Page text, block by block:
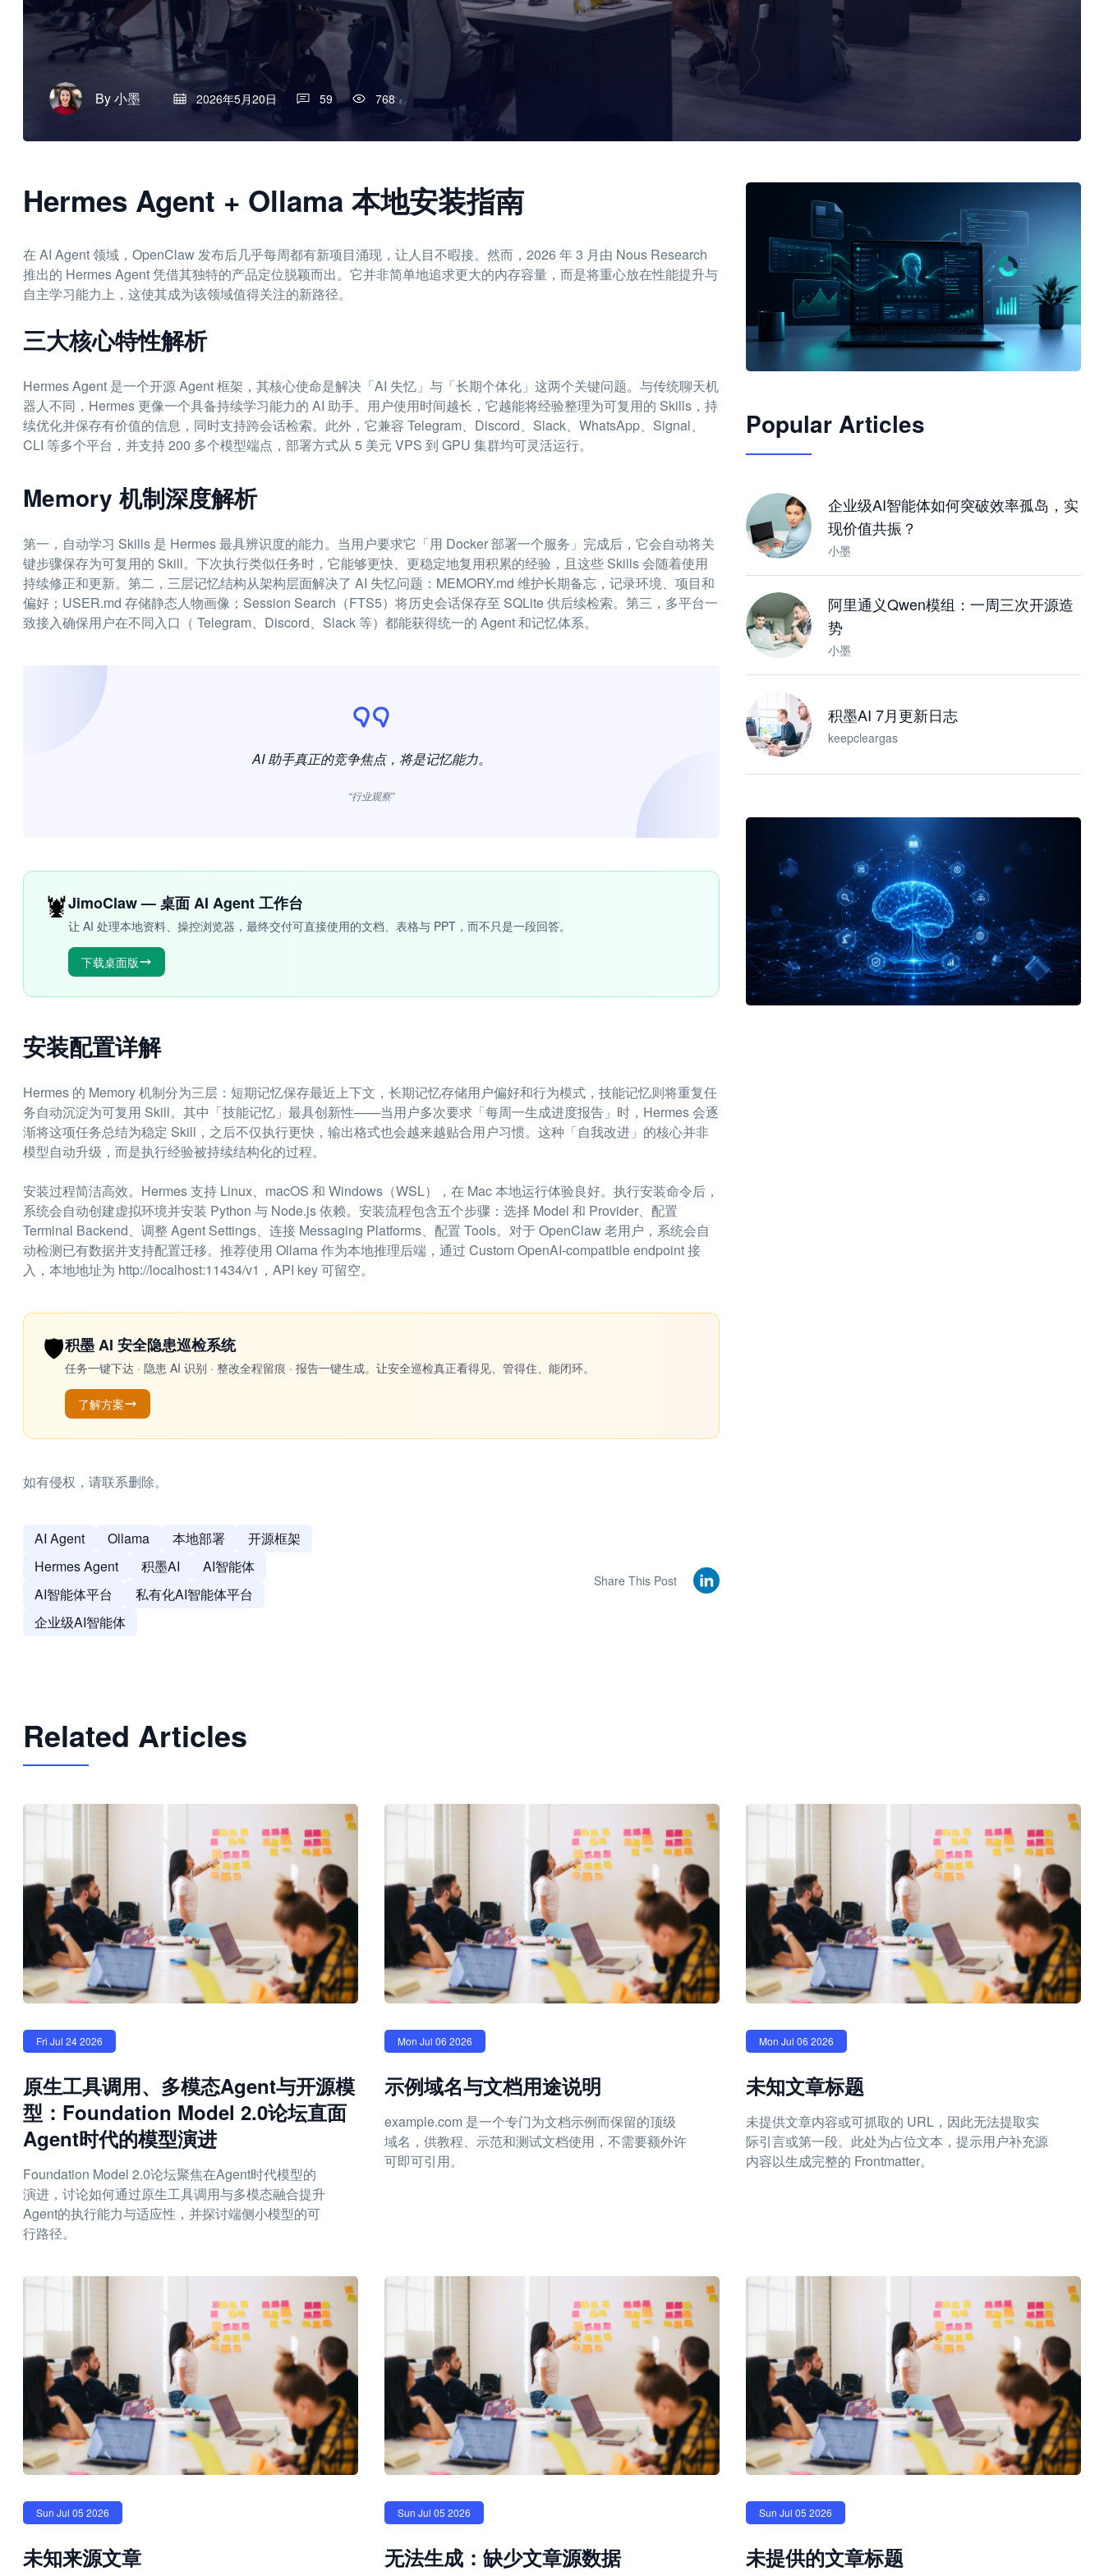
By小墨 2026年5月20日 59 768
Hermes Agent + Ollama 本地安装指南
在 AI Agent 领域，OpenClaw 发布后几乎每周都有新项目涌现，让人目不暇接。然而，2026 年 3 月由 Nous Research
推出的 Hermes Agent 凭借其独特的产品定位脱颖而出。它并非简单地追求更大的内存容量，而是将重心放在性能提升与
自主学习能力上，这使其成为该领域值得关注的新路径。
三大核心特性解析
Hermes Agent 是一个开源 Agent 框架，其核心使命是解决「AI 失忆」与「长期个体化」这两个关键问题。与传统聊天机
器人不同，Hermes 更像一个具备持续学习能力的 AI 助手。用户使用时间越长，它越能将经验整理为可复用的 Skills，持
续优化并保存有价值的信息，同时支持跨会话检索。此外，它兼容 Telegram、Discord、Slack、WhatsApp、Signal、
CLI 等多个平台，并支持 200 多个模型端点，部署方式从 5 美元 VPS 到 GPU 集群均可灵活运行。
Memory 机制深度解析
第一，自动学习 Skills 是 Hermes 最具辨识度的能力。当用户要求它「用 Docker 部署一个服务」完成后，它会自动将关
键步骤保存为可复用的 Skill。下次执行类似任务时，它能够更快、更稳定地复用积累的经验，且这些 Skills 会随着使用
持续修正和更新。第二，三层记忆结构从架构层面解决了 AI 失忆问题：MEMORY.md 维护长期备忘，记录环境、项目和
偏好；USER.md 存储静态人物画像；Session Search（FTS5）将历史会话保存至 SQLite 供后续检索。第三，多平台一
致接入确保用户在不同入口（ Telegram、Discord、Slack 等）都能获得统一的 Agent 和记忆体系。
AI 助手真正的竞争焦点，将是记忆能力。
“行业观察”
🦞JimoClaw — 桌面 AI Agent 工作台
让 AI 处理本地资料、操控浏览器，最终交付可直接使用的文档、表格与 PPT，而不只是一段回答。
下载桌面版
安装配置详解
Hermes 的 Memory 机制分为三层：短期记忆保存最近上下文，长期记忆存储用户偏好和行为模式，技能记忆则将重复任
务自动沉淀为可复用 Skill。其中「技能记忆」最具创新性——当用户多次要求「每周一生成进度报告」时，Hermes 会逐
渐将这项任务总结为稳定 Skill，之后不仅执行更快，输出格式也会越来越贴合用户习惯。这种「自我改进」的核心并非
模型自动升级，而是执行经验被持续结构化的过程。
安装过程简洁高效。Hermes 支持 Linux、macOS 和 Windows（WSL），在 Mac 本地运行体验良好。执行安装命令后，
系统会自动创建虚拟环境并安装 Python 与 Node.js 依赖。安装流程包含五个步骤：选择 Model 和 Provider、配置
Terminal Backend、调整 Agent Settings、连接 Messaging Platforms、配置 Tools。对于 OpenClaw 老用户，系统会自
动检测已有数据并支持配置迁移。推荐使用 Ollama 作为本地推理后端，通过 Custom OpenAI-compatible endpoint 接
入，本地地址为 http://localhost:11434/v1，API key 可留空。
🛡️积墨 AI 安全隐患巡检系统
任务一键下达 · 隐患 AI 识别 · 整改全程留痕 · 报告一键生成。让安全巡检真正看得见、管得住、能闭环。
了解方案
如有侵权，请联系删除。
AI Agent Ollama 本地部署
开源框架
Hermes Agent
积墨AI
AI智能体
AI智能体平台
私有化AI智能体平台
企业级AI智能体
Share This Post
JimoClaw 桌面 AI Agent 工作台
Popular Articles
企业级AI智能体如何突破效率孤岛，实
现价值共振？
小墨
阿里通义Qwen模组：一周三次开源造
势
小墨
积墨AI 7月更新日志
keepcleargas
Related Articles
Fri Jul 24 2026
原生工具调用、多模态Agent与开源模
型：Foundation Model 2.0论坛直面
Agent时代的模型演进
Foundation Model 2.0论坛聚焦在Agent时代模型的
演进，讨论如何通过原生工具调用与多模态融合提升
Agent的执行能力与适应性，并探讨端侧小模型的可
行路径。
Mon Jul 06 2026
示例域名与文档用途说明
example.com 是一个专门为文档示例而保留的顶级
域名，供教程、示范和测试文档使用，不需要额外许
可即可引用。
Mon Jul 06 2026
未知文章标题
未提供文章内容或可抓取的 URL，因此无法提取实
际引言或第一段。此处为占位文本，提示用户补充源
内容以生成完整的 Frontmatter。
Sun Jul 05 2026
未知来源文章
Sun Jul 05 2026
无法生成：缺少文章源数据
Sun Jul 05 2026
未提供的文章标题